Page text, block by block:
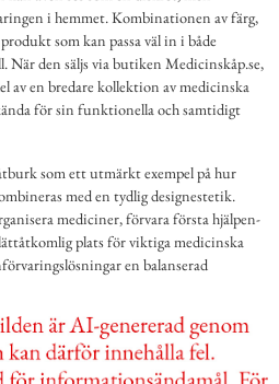
i hemmet. Kombinationen av färg,
som kan passa väl in i både
När den säljs via butiken Medicinskåp.se,
av en bredare kollektion av medicinska
för sin funktionella och samtidigt
som ett utmärkt exempel på hur
med en tydlig designestetik.
mediciner, förvara första hjälpen-
plats för viktiga medicinska
en balanserad